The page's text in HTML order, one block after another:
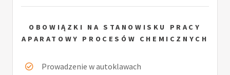
OBOWIĄZKI NA STANOWISKU PRACY
APARATOWY PROCESÓW CHEMICZNYCH
Prowadzenie w autoklawach